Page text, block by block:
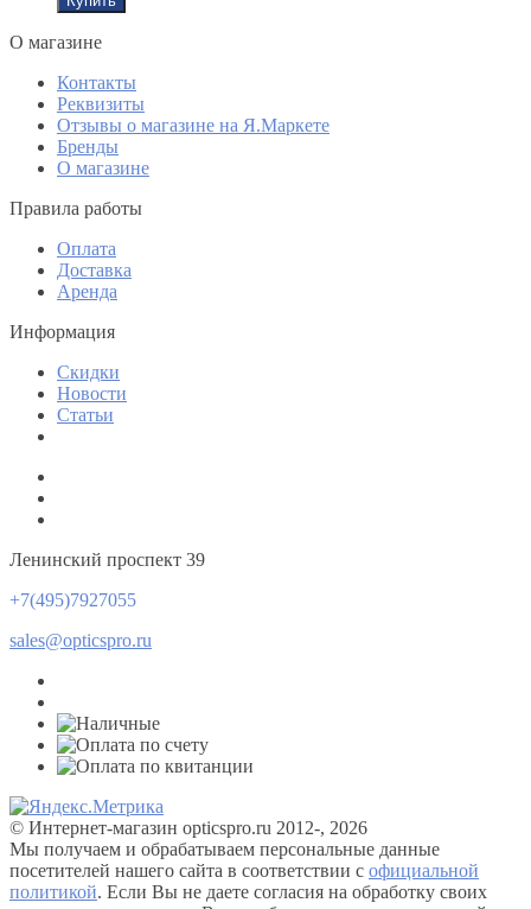
O магазине
Контакты
Реквизиты
Отзывы о магазине на Я.Маркете
Бренды
О магазине
Правила работы
Оплата
Доставка
Аренда
Информация
Скидки
Новости
Статьи
Ленинский проспект 39
+7(495)7927055
sales@opticspro.ru
© Интернет-магазин opticspro.ru 2012-, 2026
Мы получаем и обрабатываем персональные данные
посетителей нашего сайта в соответствии с официальной
политикой. Если Вы не даете согласия на обработку своих